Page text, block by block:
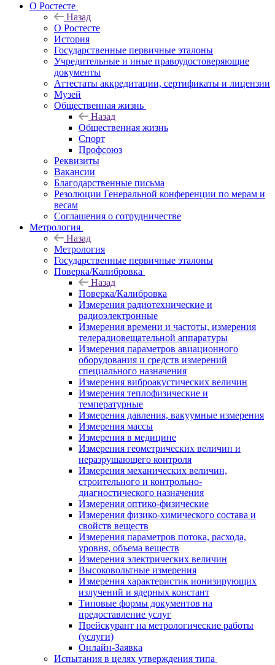
О Ростесте
Назад
О Ростесте
История
Государственные первичные эталоны
Учредительные и иные правоудостоверяющие
документы
Аттестаты аккредитации, сертификаты и лицензии
Музей
Общественная жизнь
Назад
Общественная жизнь
Спорт
Профсоюз
Реквизиты
Вакансии
Благодарственные письма
Резолюции Генеральной конференции по мерам и
весам
Соглашения о сотрудничестве
Метрология
Назад
Метрология
Государственные первичные эталоны
Поверка/Калибровка
Назад
Поверка/Калибровка
Измерения радиотехнические и
радиоэлектронные
Измерения времени и частоты, измерения
телерадиовещательной аппаратуры
Измерения параметров авиационного
оборудования и средств измерений
специального назначения
Измерения виброакустических величин
Измерения теплофизические и
температурные
Измерения давления, вакуумные измерения
Измерения массы
Измерения в медицине
Измерения геометрических величин и
неразрушающего контроля
Измерения механических величин,
строительного и контрольно-
диагностического назначения
Измерения оптико-физические
Измерения физико-химического состава и
свойств веществ
Измерения параметров потока, расхода,
уровня, объема веществ
Измерения электрических величин
Высоковольтные измерения
Измерения характеристик ионизирующих
излучений и ядерных констант
Типовые формы документов на
предоставление услуг
Прейскурант на метрологические работы
(услуги)
Онлайн-Заявка
Испытания в целях утверждения типа